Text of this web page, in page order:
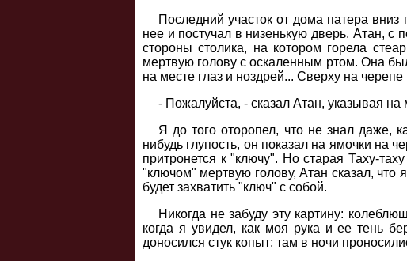
Последний участок от дома патера
нее и постучал в низенькую дверь. Атан,
стороны столика, на котором горела
мертвую голову с оскаленным ртом. Она
на месте глаз и ноздрей... Сверху на
- Пожалуйста, - сказал Атан, указывая
Я до того оторопел, что не знал даже,
нибудь глупость, он показал на ямочки на
притронется к "ключу". Но старая Таху-
"ключом" мертвую голову, Атан сказал,
будет захватить "ключ" с собой.
Никогда не забуду эту картину:
когда я увидел, как моя рука и ее тень
доносился стук копыт; там в ночи